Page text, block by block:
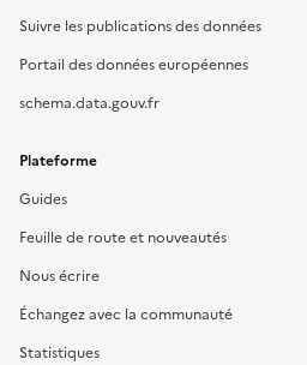
Suivre les publications des données
Portail des données européennes
schema.data.gouv.fr
Plateforme
Guides
Feuille de route et nouveautés
Nous écrire
Échangez avec la communauté
Statistiques